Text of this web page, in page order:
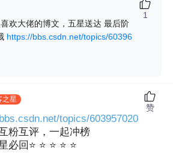
欢大佬的博文，五星送达 最后阶
https://bbs.csdn.net/topics/60396
1
之星
topics/603957020
粉互评，一起冲榜
必回⭐ ⭐ ⭐ ⭐ ⭐
赞